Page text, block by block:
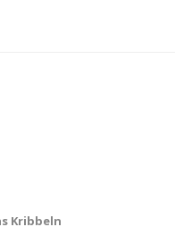
Kribbeln